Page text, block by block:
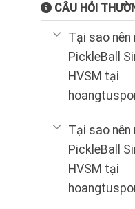
CÂU HỎI
Tại sao nên
PickleBall
HVSM tại
Tại sao nên
PickleBall
HVSM tại